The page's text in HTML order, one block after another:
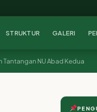
STRUKTUR GALERI
Tantangan NU Abad Kedua